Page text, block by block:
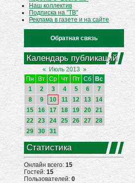
Наш коллектив
Подписка на "ТВ"
Реклама в газете и на сайте
Обратная связь
Календарь публикаций
« Июль 2013 »
Пн
Вт Ср Чт Пт Сб
Вс
1
2 3 4 5 6
7
8
9 10 11 12 13
14
15
16 17 18 19 20
21
22
23 24 25 26 27
28
29
30 31
Статистика
Онлайн всего: 15
Гостей: 15
Пользователей: 0